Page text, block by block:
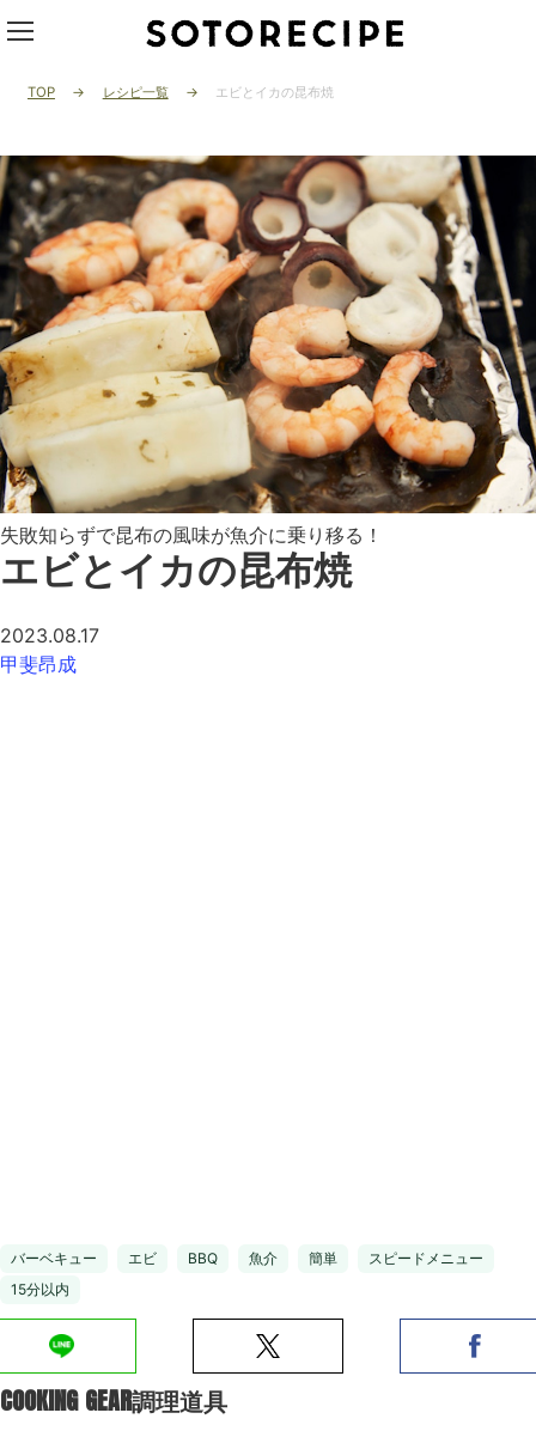
TOP レシピ一覧 エビとイカの昆布焼
失敗知らずで昆布の風味が魚介に乗り移る！
エビとイカの昆布焼
2023.08.17
甲斐昂成
バーベキュー エビ BBQ 魚介 簡単
スピードメニュー
15分以内
COOKING GEAR調理道具